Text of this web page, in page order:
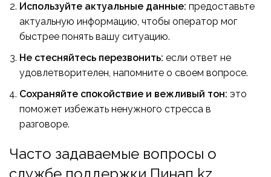
Используйте актуальные данные: предоставьте
актуальную информацию, чтобы оператор мог
быстрее понять вашу ситуацию.
Не стесняйтесь перезвонить: если ответ не
удовлетворителен, напомните о своем вопросе.
Сохраняйте спокойствие и вежливый тон: это
поможет избежать ненужного стресса в
разговоре.
Часто задаваемые вопросы о